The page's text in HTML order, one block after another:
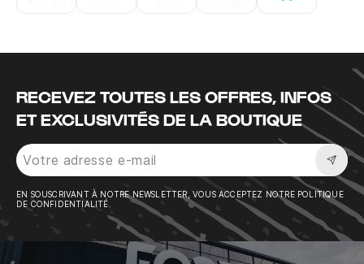
RECEVEZ TOUTES LES OFFRES, INFOS
ET EXCLUSIVITÉS DE LA BOUTIQUE
EN SOUSCRIVANT À NOTRE NEWSLETTER, VOUS ACCEPTEZ NOTRE POLITIQUE
DE CONFIDENTIALITÉ.